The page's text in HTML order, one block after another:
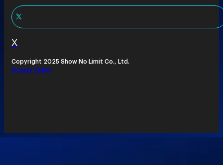
X
Copyright 2025 Show No Limit Co., Ltd.
Privacy Policy